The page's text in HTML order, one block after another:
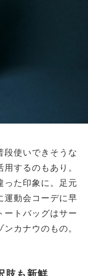
段使いできそうな
するのもあり。
った印象に。足元
運動会コーデに早
ートバッグはサー
カナウのもの。